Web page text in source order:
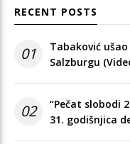
RECENT POSTS
01
Tabaković
Salzburgu
02
“Pečat slobodi
31. godišnjica